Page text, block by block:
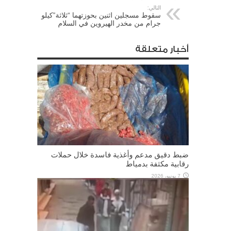
التالي:
سقوط مسجلين اثنين بحوزتهما “ثلاثة”كيلو
جرام من مخدر الهيروين في السلام
أخبار متعلقة
ضبط دقيق مدعم وأغذية فاسدة خلال حملات
رقابية مكثفة بدمياط
7 يونيو، 2026